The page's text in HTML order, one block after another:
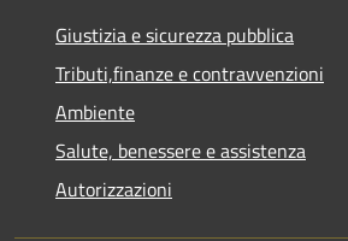
Giustizia e sicurezza pubblica
Tributi,finanze e contravvenzioni
Ambiente
Salute, benessere e assistenza
Autorizzazioni